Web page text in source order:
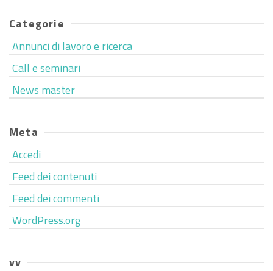
Categorie
Annunci di lavoro e ricerca
Call e seminari
News master
Meta
Accedi
Feed dei contenuti
Feed dei commenti
WordPress.org
vv